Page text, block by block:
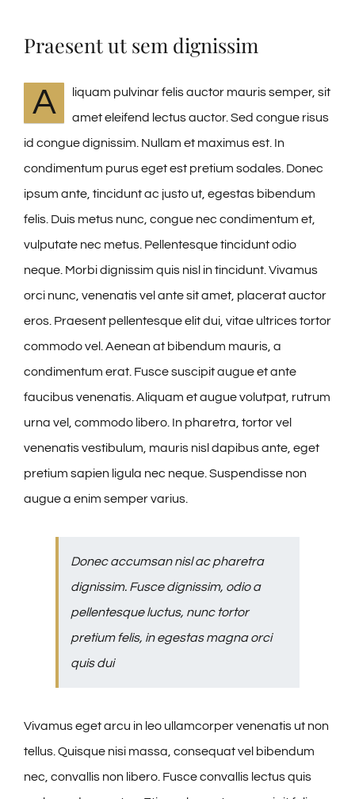
Praesent ut sem dignissim
A
liquam pulvinar felis auctor mauris semper, sit
amet eleifend lectus auctor. Sed congue risus
id congue dignissim. Nullam et maximus est. In
condimentum purus eget est pretium sodales. Donec
ipsum ante, tincidunt ac justo ut, egestas bibendum
felis. Duis metus nunc, congue nec condimentum et,
vulputate nec metus. Pellentesque tincidunt odio
neque. Morbi dignissim quis nisl in tincidunt. Vivamus
orci nunc, venenatis vel ante sit amet, placerat auctor
eros. Praesent pellentesque elit dui, vitae ultrices tortor
commodo vel. Aenean at bibendum mauris, a
condimentum erat. Fusce suscipit augue et ante
faucibus venenatis. Aliquam et augue volutpat, rutrum
urna vel, commodo libero. In pharetra, tortor vel
venenatis vestibulum, mauris nisl dapibus ante, eget
pretium sapien ligula nec neque. Suspendisse non
augue a enim semper varius.
Donec accumsan nisl ac pharetra
dignissim. Fusce dignissim, odio a
pellentesque luctus, nunc tortor
pretium felis, in egestas magna orci
quis dui
Vivamus eget arcu in leo ullamcorper venenatis ut non
tellus. Quisque nisi massa, consequat vel bibendum
nec, convallis non libero. Fusce convallis lectus quis